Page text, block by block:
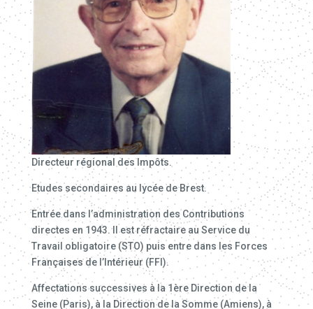
Directeur régional des Impôts.
Etudes secondaires au lycée de Brest.
Entrée dans l’administration des Contributions
directes en 1943. Il est réfractaire au Service du
Travail obligatoire (STO) puis entre dans les Forces
Françaises de l’Intérieur (FFI).
Affectations successives à la 1ère Direction de la
Seine (Paris), à la Direction de la Somme (Amiens), à